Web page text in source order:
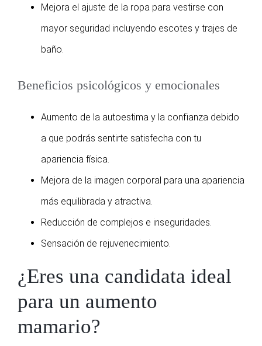
Mejora el ajuste de la ropa para vestirse con
mayor seguridad incluyendo escotes y trajes de
baño.
Beneficios psicológicos y emocionales
Aumento de la autoestima y la confianza debido
a que podrás sentirte satisfecha con tu
apariencia física.
Mejora de la imagen corporal para una apariencia
más equilibrada y atractiva.
Reducción de complejos e inseguridades.
Sensación de rejuvenecimiento.
¿Eres una candidata ideal
para un aumento
mamario?